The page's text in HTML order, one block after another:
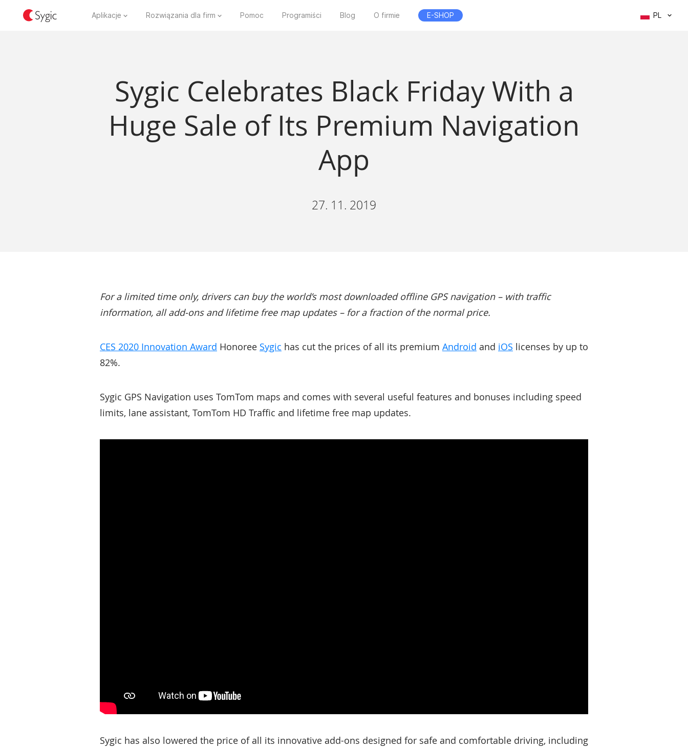
Aplikacje Rozwiązania dla firm Pomoc Programiści Blog O firmie E-SHOP PL
Sygic Celebrates Black Friday With a
Huge Sale of Its Premium Navigation
App
27. 11. 2019
For a limited time only, drivers can buy the world’s most downloaded offline GPS navigation – with traffic
information, all add-ons and lifetime free map updates – for a fraction of the normal price.
CES 2020 Innovation Award Honoree Sygic has cut the prices of all its premium Android and iOS licenses by up to
82%.
Sygic GPS Navigation uses TomTom maps and comes with several useful features and bonuses including speed
limits, lane assistant, TomTom HD Traffic and lifetime free map updates.
Sygic has also lowered the price of all its innovative add-ons designed for safe and comfortable driving, including